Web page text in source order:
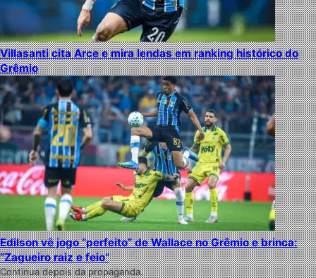
Villasanti cita Arce e mira lendas em ranking histórico do
Grêmio
Edilson vê jogo “perfeito” de Wallace no Grêmio e brinca:
“Zagueiro raiz e feio”
Continua depois da propaganda.